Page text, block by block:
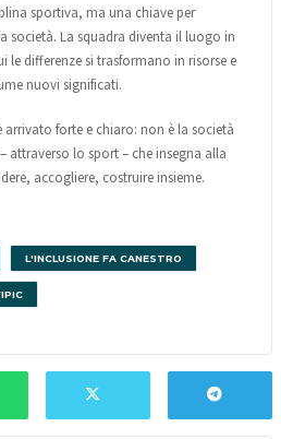
sportiva, ma una chiave per
società. La squadra diventa il luogo in
le differenze si trasformano in risorse e
nuovi significati.
forte e chiaro: non è la società
attraverso lo sport – che insegna alla
accogliere, costruire insieme.
L'INCLUSIONE FA CANESTRO